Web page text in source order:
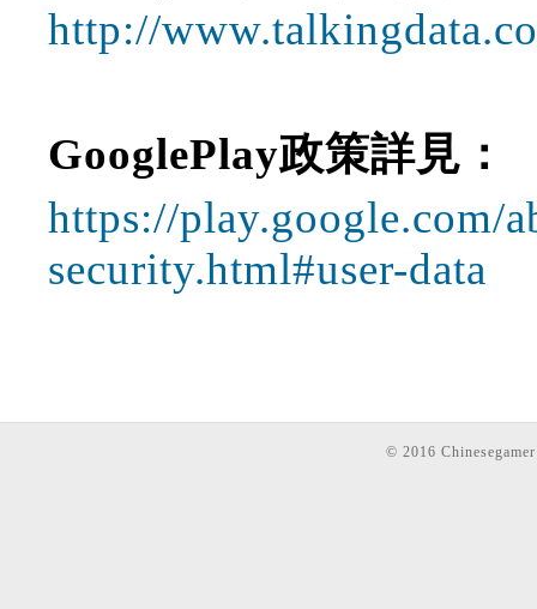
http://
GooglePlay政策詳見：
https://play.google.com/
security.html#user-data
© 2016